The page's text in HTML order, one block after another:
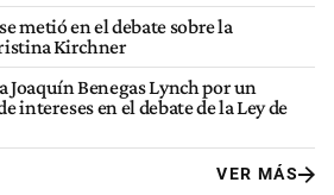
metió en el debate sobre la
Kirchner
Benegas Lynch por un
intereses en el debate de la Ley de
VER MÁS